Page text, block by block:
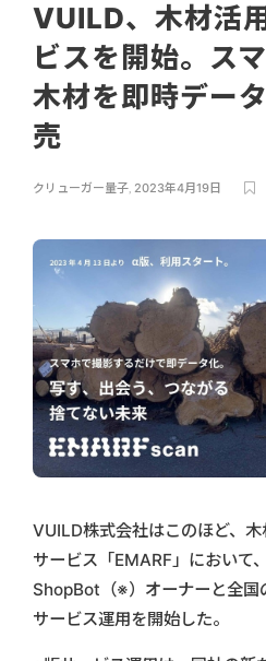
VUILD、木材活
ビスを開始。ス
木材を即時デー
売
クリューガー量子, 2023年4月19日
VUILD株式会社はこのほど、
サービス「EMARF」において
ShopBot（※）オーナーと全国
サービス運用を開始した。